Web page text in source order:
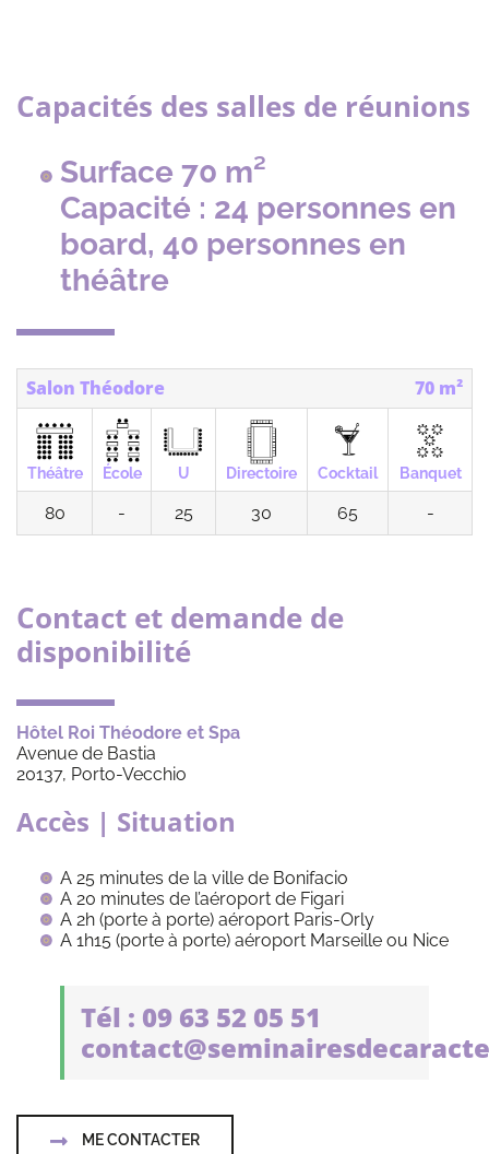
Capacités des salles de réunions
Surface 70 m²
Capacité : 24 personnes en
board, 40 personnes en
théâtre
Salon Théodore 70 m²
Théâtre École U Directoire Cocktail Banquet
80 - 25 30 65 -
Contact et demande de
disponibilité
Hôtel Roi Théodore et Spa
Avenue de Bastia
20137, Porto-Vecchio
Accès | Situation
A 25 minutes de la ville de Bonifacio
A 20 minutes de l’aéroport de Figari
A 2h (porte à porte) aéroport Paris-Orly
A 1h15 (porte à porte) aéroport Marseille ou Nice
Tél : 09 63 52 05 51
ME CONTACTER